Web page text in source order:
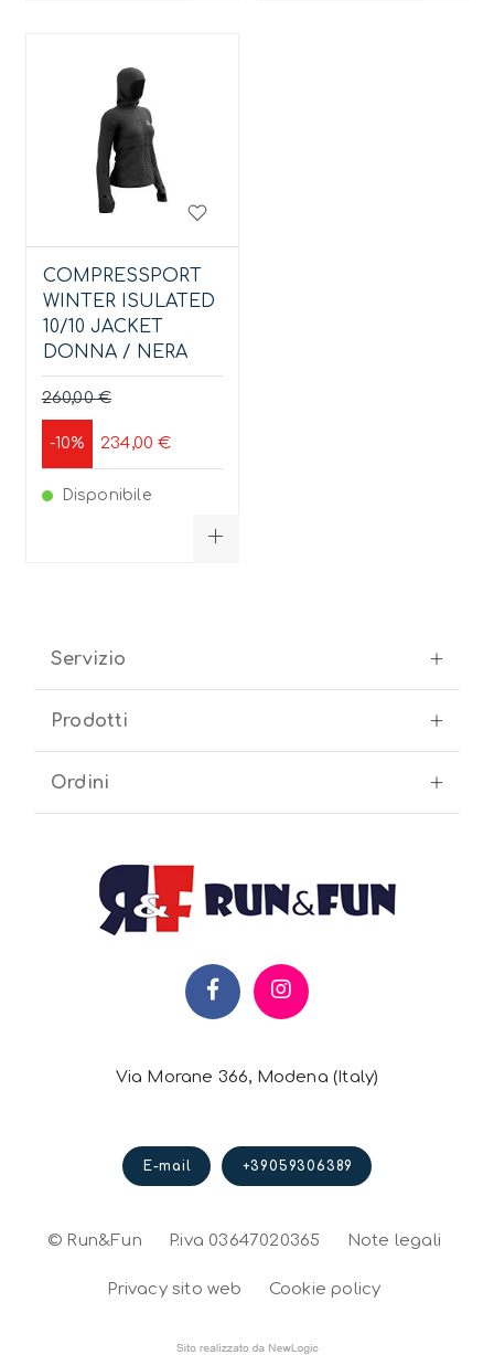
COMPRESSPORT
WINTER ISULATED
10/10 JACKET
DONNA / NERA
260,00 €
-10% 234,00 €
Disponibile
Servizio
Prodotti
Ordini
Via Morane 366, Modena (Italy)
E-mail +39059306389
© Run&Fun P.iva 03647020365 Note legali
Privacy sito web Cookie policy